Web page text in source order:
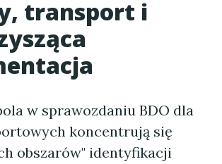
transport i
w sprawozdaniu BDO dla
koncentrują się
obszarów" identyfikacji